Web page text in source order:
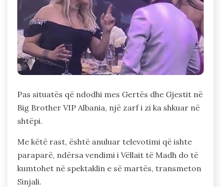
Pas situatës që ndodhi mes Gertës dhe Gjestit në
Big Brother VIP Albania, një zarf i zi ka shkuar në
shtëpi.
Me këtë rast, është anuluar televotimi që ishte
paraparë, ndërsa vendimi i Vëllait të Madh do të
kumtohet në spektaklin e së martës, transmeton
Sinjali.